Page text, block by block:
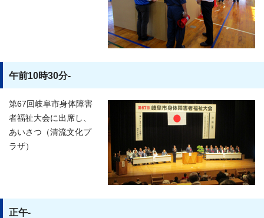
午前10時30分-
第67回岐阜市身体障害
者福祉大会に出席し、
あいさつ（清流文化プ
ラザ）
正午-